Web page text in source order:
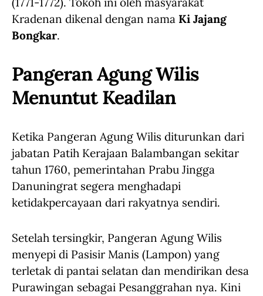
Kradenan dikenal dengan nama Ki Jajang
Bongkar.
Pangeran Agung Wilis
Menuntut Keadilan
Ketika Pangeran Agung Wilis diturunkan dari
jabatan Patih Kerajaan Balambangan sekitar
tahun 1760, pemerintahan Prabu Jingga
Danuningrat segera menghadapi
ketidakpercayaan dari rakyatnya sendiri.
Setelah tersingkir, Pangeran Agung Wilis
menyepi di Pasisir Manis (Lampon) yang
terletak di pantai selatan dan mendirikan desa
Purawingan sebagai Pesanggrahan nya. Kini